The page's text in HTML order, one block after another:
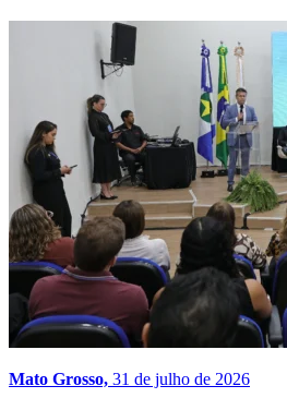
Mato Grosso, 31 de julho de 2026